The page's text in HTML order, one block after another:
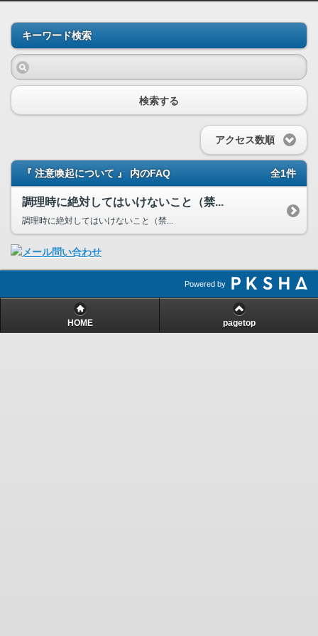
キーワード検索
検索する
アクセス数順
『 注意喚起について 』 内のFAQ 全1件
調理時に絶対してはいけないこと（禁...
調理時に絶対してはいけないこと（禁...
Powered by
HOME pagetop